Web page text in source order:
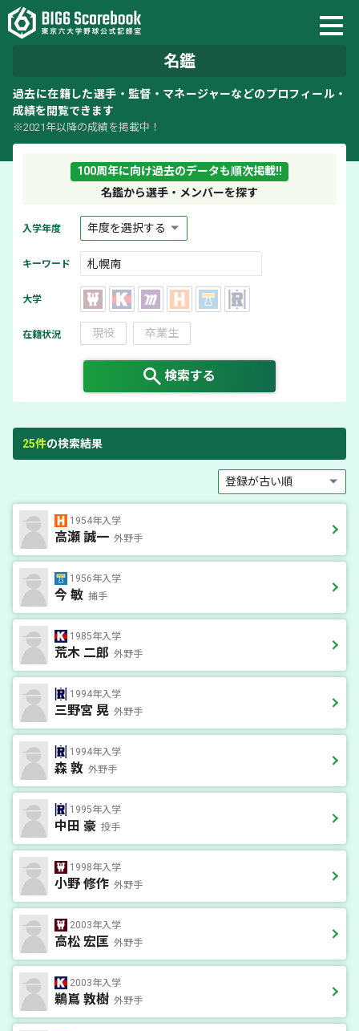
名鑑
過去に在籍した選手・監督・マネージャーなどのプロフィール・
成績を閲覧できます
※2021年以降の成績を掲載中！
100周年に向け過去のデータも順次掲載!!
名鑑から選手・メンバーを探す
入学年度
キーワード
大学
在籍状況 現役 卒業生
検索する
25件の検索結果
1954年入学
高瀬 誠一 外野手
1956年入学
今 敏 捕手
1985年入学
荒木 二郎 外野手
1994年入学
三野宮 晃 外野手
1994年入学
森 敦 外野手
1995年入学
中田 豪 投手
1998年入学
小野 修作 外野手
2003年入学
高松 宏匡 外野手
2003年入学
鵜嶌 敦樹 外野手